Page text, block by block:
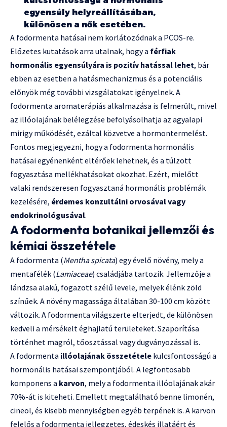
egyensúly helyreállításában,
különösen a nők esetében.
A fodormenta hatásai nem korlátozódnak a PCOS-re.
Előzetes kutatások arra utalnak, hogy a férfiak
hormonális egyensúlyára is pozitív hatással lehet, bár
ebben az esetben a hatásmechanizmus és a potenciális
előnyök még további vizsgálatokat igényelnek. A
fodormenta aromaterápiás alkalmazása is felmerült, mivel
az illóolajának belélegzése befolyásolhatja az agyalapi
mirigy működését, ezáltal közvetve a hormontermelést.
Fontos megjegyezni, hogy a fodormenta hormonális
hatásai egyénenként eltérőek lehetnek, és a túlzott
fogyasztása mellékhatásokat okozhat. Ezért, mielőtt
valaki rendszeresen fogyasztaná hormonális problémák
kezelésére, érdemes konzultálni orvosával vagy
endokrinológusával.
A fodormenta botanikai jellemzői és
kémiai összetétele
A fodormenta (Mentha spicata) egy évelő növény, mely a
mentafélék (Lamiaceae) családjába tartozik. Jellemzője a
lándzsa alakú, fogazott szélű levele, melyek élénk zöld
színűek. A növény magassága általában 30-100 cm között
változik. A fodormenta világszerte elterjedt, de különösen
kedveli a mérsékelt éghajlatú területeket. Szaporítása
történhet magról, tőosztással vagy dugványozással is.
A fodormenta illóolajának összetétele kulcsfontosságú a
hormonális hatásai szempontjából. A legfontosabb
komponens a karvon, mely a fodormenta illóolajának akár
70%-át is kiteheti. Emellett megtalálható benne limonén,
cineol, és kisebb mennyiségben egyéb terpének is. A karvon
felelős a fodormenta jellegzetes, édeskés illatáért és